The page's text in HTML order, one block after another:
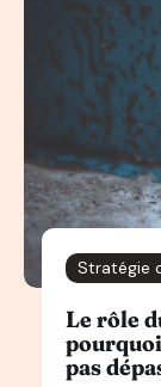
Stratégie
Le rôle
pas